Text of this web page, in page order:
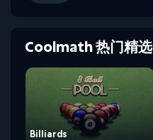
Coolmath 热门精选
Billiards